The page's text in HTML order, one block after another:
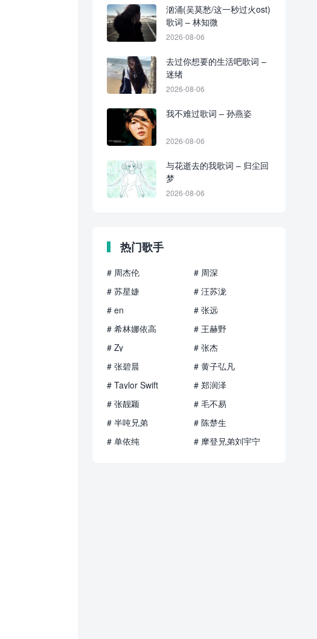
汹涌(吴莫愁/这一秒过火ost)
歌词 – 林知微
2026-08-06
去过你想要的生活吧歌词 –
迷绪
2026-08-06
我不难过歌词 – 孙燕姿
2026-08-06
与花逝去的我歌词 – 归尘回
梦
2026-08-06
热门歌手
# 周杰伦
# 周深
# 苏星婕
# 汪苏泷
# en
# 张远
# 希林娜依高
# 王赫野
# Zy
# 张杰
# 张碧晨
# 黄子弘凡
# Taylor Swift
# 郑润泽
# 张靓颖
# 毛不易
# 半吨兄弟
# 陈楚生
# 单依纯
# 摩登兄弟刘宇宁